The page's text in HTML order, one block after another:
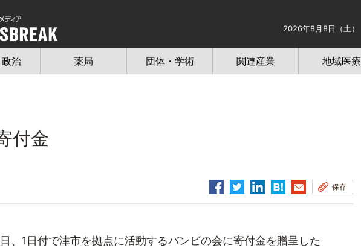
2026年8月8日（土）
治 薬局 団体・学術 関連産業 地域医療
付金
保存
、1日付で津市を拠点に活動するバンビの会に寄付金を贈呈した